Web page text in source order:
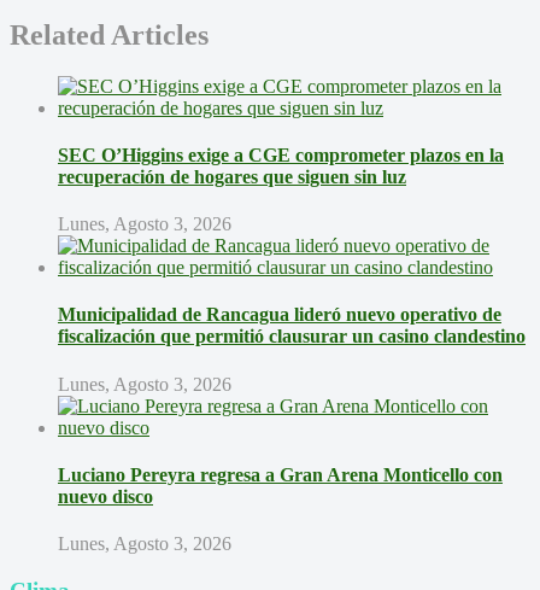
Related Articles
SEC O’Higgins exige a CGE comprometer plazos en la
recuperación de hogares que siguen sin luz
Lunes, Agosto 3, 2026
Municipalidad de Rancagua lideró nuevo operativo de
fiscalización que permitió clausurar un casino clandestino
Lunes, Agosto 3, 2026
Luciano Pereyra regresa a Gran Arena Monticello con
nuevo disco
Lunes, Agosto 3, 2026